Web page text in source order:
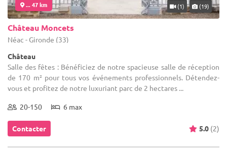
... 47 km (1) (19)
Château Moncets
Néac - Gironde (33)
Château
Salle des fêtes : Bénéficiez de notre spacieuse salle de réception
de 170 m² pour tous vos événements professionnels. Détendez-
vous et profitez de notre luxuriant parc de 2 hectares ...
20-150 6 max
Contacter 5.0 (2)